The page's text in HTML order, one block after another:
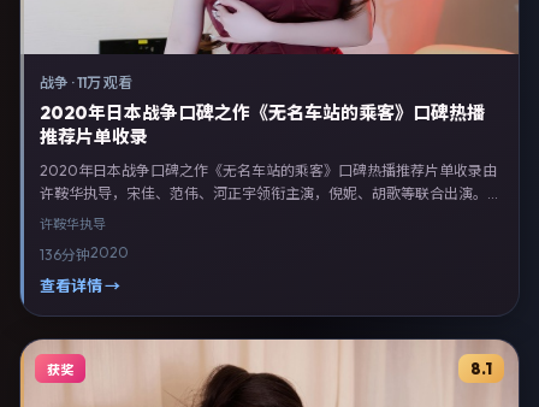
战争 ·11万 观看
2020年日本战争口碑之作《无名车站的乘客》口碑热播
推荐片单收录
2020年日本战争口碑之作《无名车站的乘客》口碑热播推荐片单收录由
许鞍华执导，宋佳、范伟、河正宇领衔主演，倪妮、胡歌等联合出演。剧
情以战争类型为主线，融合日本本土叙事与人物弧光，适合检索「战争电
办，全国多城路演与线上观影同步开启。影片在节奏、摄影与配乐上强调
沉浸体验，可作为片单推荐、影评长文与专题策划的引用素材。
许鞍华执导
136分钟2020
查看详情 →
获奖 8.1